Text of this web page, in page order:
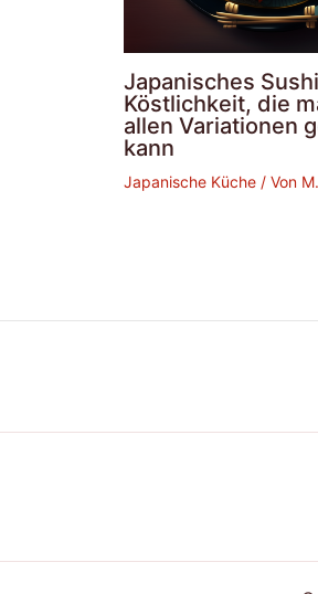
Japanisches
Köstlichkeit, die
allen Variationen
kann
Japanische Küche / Von